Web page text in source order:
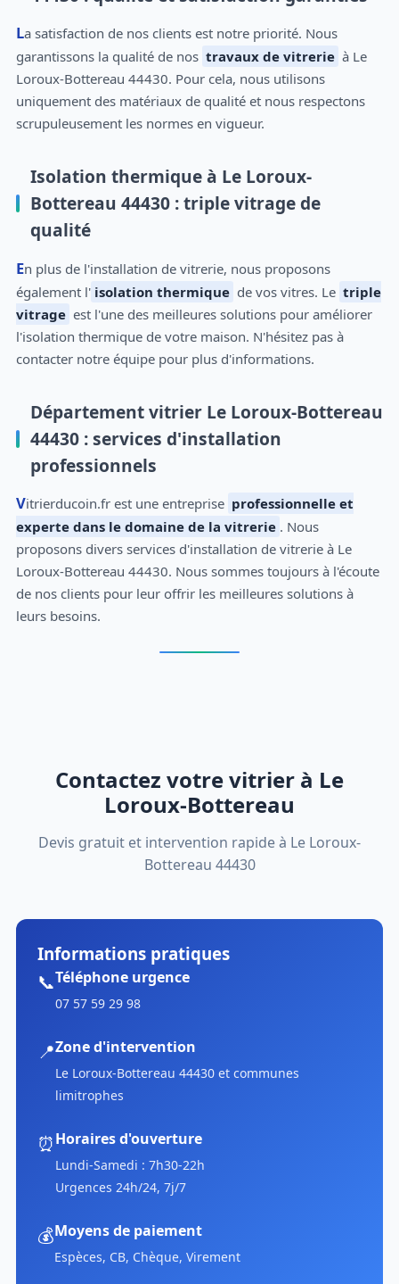
La satisfaction de nos clients est notre priorité. Nous
garantissons la qualité de nos travaux de vitrerie à Le
Loroux-Bottereau 44430. Pour cela, nous utilisons
uniquement des matériaux de qualité et nous respectons
scrupuleusement les normes en vigueur.
Isolation thermique à Le Loroux-
Bottereau 44430 : triple vitrage de
qualité
En plus de l'installation de vitrerie, nous proposons
également l' isolation thermique de vos vitres. Le triple
vitrage est l'une des meilleures solutions pour améliorer
l'isolation thermique de votre maison. N'hésitez pas à
contacter notre équipe pour plus d'informations.
Département vitrier Le Loroux-Bottereau
44430 : services d'installation
professionnels
Vitrierducoin.fr est une entreprise professionnelle et
experte dans le domaine de la vitrerie . Nous
proposons divers services d'installation de vitrerie à Le
Loroux-Bottereau 44430. Nous sommes toujours à l'écoute
de nos clients pour leur offrir les meilleures solutions à
leurs besoins.
Contactez votre vitrier à Le
Loroux-Bottereau
Devis gratuit et intervention rapide à Le Loroux-
Bottereau 44430
Informations pratiques
📞Téléphone urgence
07 57 59 29 98
📍Zone d'intervention
Le Loroux-Bottereau 44430 et communes
limitrophes
⏰Horaires d'ouverture
Lundi-Samedi : 7h30-22h
Urgences 24h/24, 7j/7
💰Moyens de paiement
Espèces, CB, Chèque, Virement